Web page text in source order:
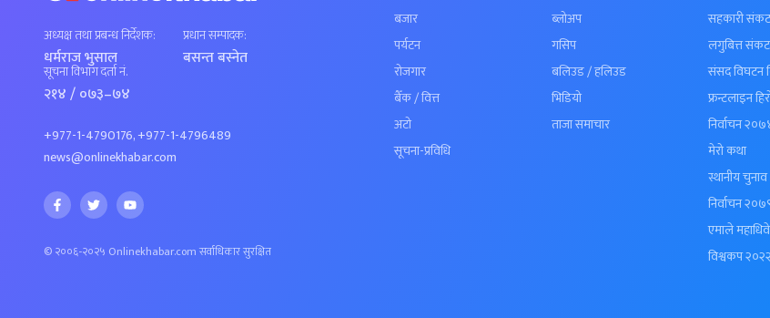
अध्यक्ष तथा प्रबन्ध निर्देशक:
धर्मराज भुसाल
प्रधान सम्पादक:
बसन्त बस्नेत
सूचना विभाग दर्ता नं.
२१४ / ०७३–७४
+977-1-4790176, +977-1-4796489
news@onlinekhabar.com
© २००६-२०२५ Onlinekhabar.com सर्वाधिकार सुरक्षित
बजार
पर्यटन
रोजगार
बैँक / वित्त
अटो
सूचना-प्रविधि
ब्लोअप
गसिप
बलिउड / हलिउड
भिडियो
ताजा समाचार
सहकारी
लगुबित्त
संसद विघटन
फ्रन्टलाइन
निर्वाचन
मेरो कथा
स्थानीय
निर्वाचन
एमाले
विश्वकप २०२२